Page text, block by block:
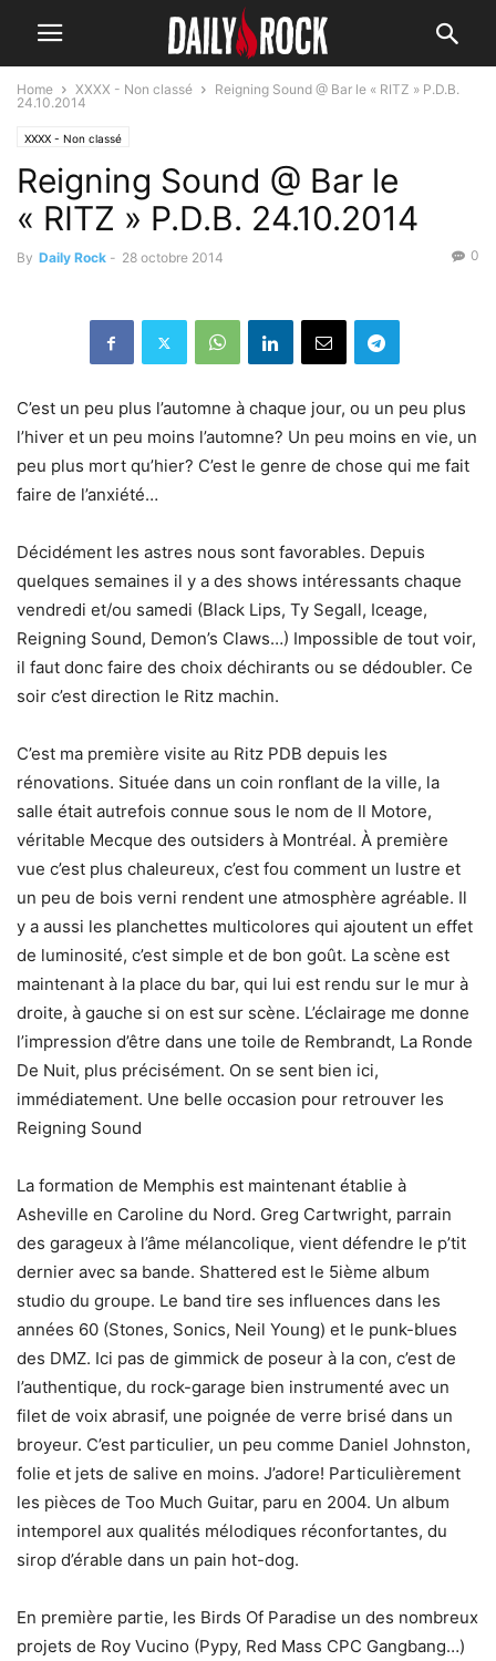
Home XXXX - Non classé
Reigning Sound @ Bar le « RITZ » P.D.B.
24.10.2014
XXXX - Non classé
Reigning Sound @ Bar le
« RITZ » P.D.B. 24.10.2014
By Daily Rock - 28 octobre 2014 0
C’est un peu plus l’automne à chaque jour, ou un peu plus
l’hiver et un peu moins l’automne? Un peu moins en vie, un
peu plus mort qu’hier? C’est le genre de chose qui me fait
faire de l’anxiété…
Décidément les astres nous sont favorables. Depuis
quelques semaines il y a des shows intéressants chaque
vendredi et/ou samedi (Black Lips, Ty Segall, Iceage,
Reigning Sound, Demon’s Claws…) Impossible de tout voir,
il faut donc faire des choix déchirants ou se dédoubler. Ce
soir c’est direction le Ritz machin.
C’est ma première visite au Ritz PDB depuis les
rénovations. Située dans un coin ronflant de la ville, la
salle était autrefois connue sous le nom de Il Motore,
véritable Mecque des outsiders à Montréal. À première
vue c’est plus chaleureux, c’est fou comment un lustre et
un peu de bois verni rendent une atmosphère agréable. Il
y a aussi les planchettes multicolores qui ajoutent un effet
de luminosité, c’est simple et de bon goût. La scène est
maintenant à la place du bar, qui lui est rendu sur le mur à
droite, à gauche si on est sur scène. L’éclairage me donne
l’impression d’être dans une toile de Rembrandt, La Ronde
De Nuit, plus précisément. On se sent bien ici,
immédiatement. Une belle occasion pour retrouver les
Reigning Sound
La formation de Memphis est maintenant établie à
Asheville en Caroline du Nord. Greg Cartwright, parrain
des garageux à l’âme mélancolique, vient défendre le p’tit
dernier avec sa bande. Shattered est le 5ième album
studio du groupe. Le band tire ses influences dans les
années 60 (Stones, Sonics, Neil Young) et le punk-blues
des DMZ. Ici pas de gimmick de poseur à la con, c’est de
l’authentique, du rock-garage bien instrumenté avec un
filet de voix abrasif, une poignée de verre brisé dans un
broyeur. C’est particulier, un peu comme Daniel Johnston,
folie et jets de salive en moins. J’adore! Particulièrement
les pièces de Too Much Guitar, paru en 2004. Un album
intemporel aux qualités mélodiques réconfortantes, du
sirop d’érable dans un pain hot-dog.
En première partie, les Birds Of Paradise un des nombreux
projets de Roy Vucino (Pypy, Red Mass CPC Gangbang…)